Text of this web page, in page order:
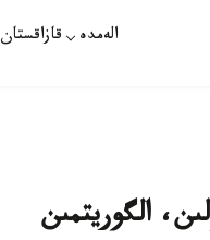
الەمدە قازاقستان
الگوريتمىن